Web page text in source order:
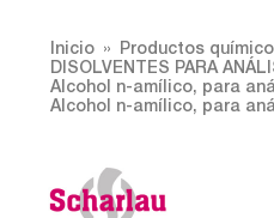
Inicio
Productos
DISOLVENTES PARA
Alcohol n-amílico, para
Alcohol n-amílico, para